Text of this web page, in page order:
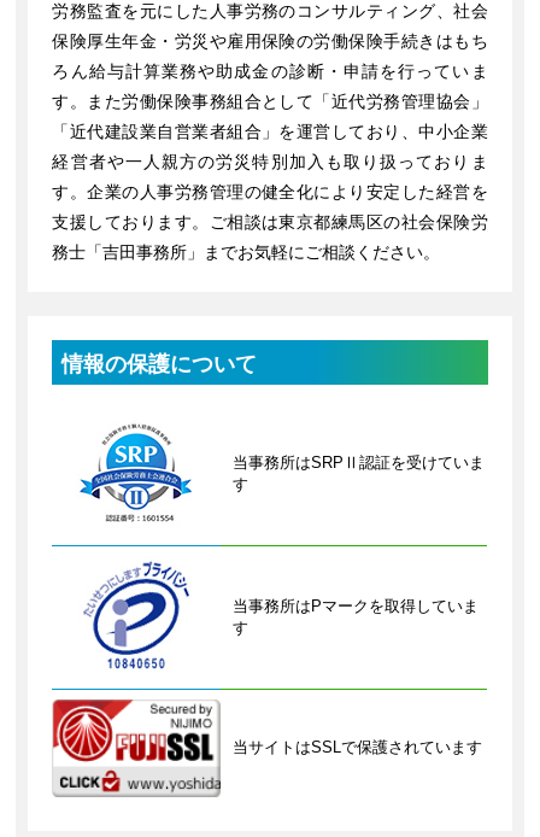
労務監査を元にした人事労務のコンサルティング、社会
保険厚生年金・労災や雇用保険の労働保険手続きはもち
ろん給与計算業務や助成金の診断・申請を行っていま
す。また労働保険事務組合として「近代労務管理協会」
「近代建設業自営業者組合」を運営しており、中小企業
経営者や一人親方の労災特別加入も取り扱っておりま
す。企業の人事労務管理の健全化により安定した経営を
支援しております。ご相談は東京都練馬区の社会保険労
務士「吉田事務所」までお気軽にご相談ください。
情報の保護について
当事務所はSRPⅡ認証を受けていま
す
当事務所はPマークを取得していま
す
当サイトはSSLで保護されています